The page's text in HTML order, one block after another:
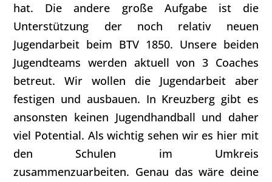
hat. Die andere große Aufgabe ist die
Unterstützung der noch relativ neuen
Jugendarbeit beim BTV 1850. Unsere beiden
Jugendteams werden aktuell von 3 Coaches
betreut. Wir wollen die Jugendarbeit aber
festigen und ausbauen. In Kreuzberg gibt es
ansonsten keinen Jugendhandball und daher
viel Potential. Als wichtig sehen wir es hier mit
den Schulen im Umkreis
zusammenzuarbeiten. Genau das wäre deine